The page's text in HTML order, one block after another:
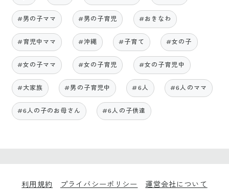
#男の子ママ #男の子育児 #おきなわ
#育児中ママ #沖縄 #子育て #女の子
#女の子ママ #女の子育児 #女の子育児中
#大家族 #男の子育児中 #6人 #6人のママ
#6人の子のお母さん #6人の子供達
利用規約 プライバシーポリシー 運営会社について